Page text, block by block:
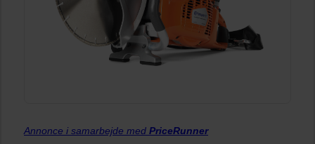
Annonce i samarbejde med PriceRunner